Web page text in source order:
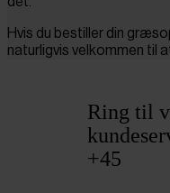
Hvis du bestiller din
naturligvis velkommen til
Ring til
+45